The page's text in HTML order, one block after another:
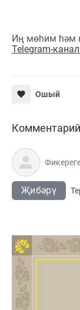
Иң мөһим һәм
Telegram-
Ошый
Җибәрү